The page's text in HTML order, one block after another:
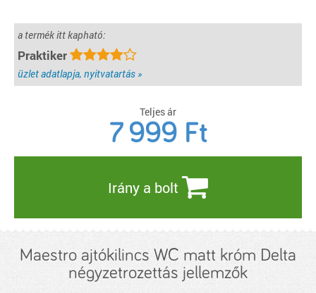
a termék itt kapható:
Praktiker
üzlet adatlapja, nyitvatartás »
Teljes ár
7 999 Ft
Irány a bolt
Maestro ajtókilincs WC matt króm Delta
négyzetrozettás jellemzők